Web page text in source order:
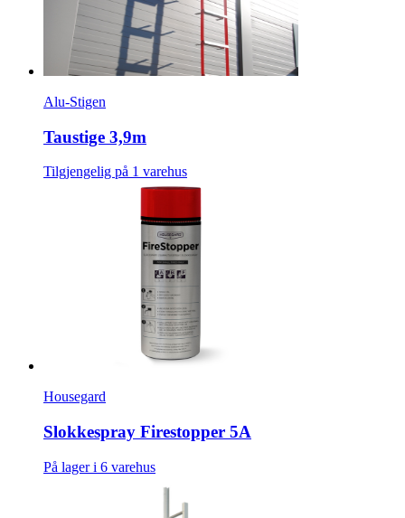
Alu-Stigen
Taustige 3,9m
Tilgjengelig på 1 varehus
Housegard
Slokkespray Firestopper 5A
På lager i 6 varehus